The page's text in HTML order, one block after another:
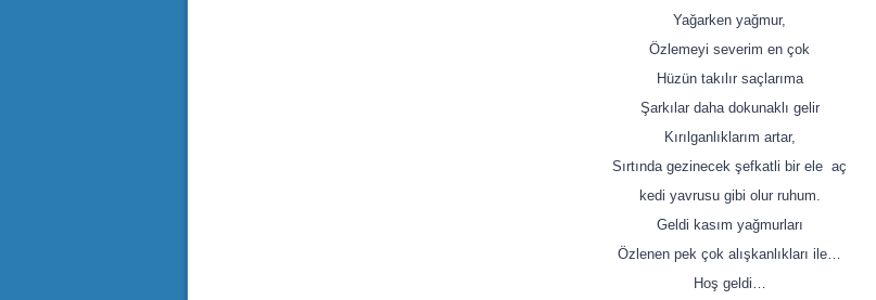
Yağarken yağmur,
Özlemeyi severim en çok
Hüzün takılır saçlarıma
Şarkılar daha dokunaklı gelir
Kırılganlıklarım artar,
Sırtında gezinecek şefkatli bir ele aç
kedi yavrusu gibi olur ruhum.
Geldi kasım yağmurları
Özlenen pek çok alışkanlıkları ile…
Hoş geldi…